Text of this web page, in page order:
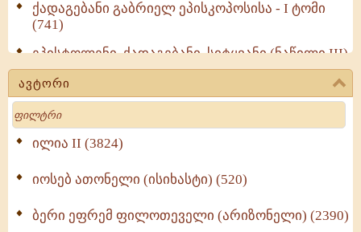
ქადაგებანი გაბრიელ ეპისკოპოსისა - I ტომი
(741)
ეპისტოლენი, ქადაგებანი, სიტყვანი (ნაწილი III)
(723)
მოძღვრის ძალზე სასარგებლო რჩევები
მრევლისათვის (545)
Wisdomge (514)
ქადაგებანი გაბრიელ ეპისკოპოსისა - II ტომი
სულიერი ცხოვრების სახელმძღვანელო -
ავტორი
Search
ილია II (3824)
იოსებ ათონელი (ისიხასტი) (520)
ბერი ეფრემ ფილოთეველი (არიზონელი) (2390)